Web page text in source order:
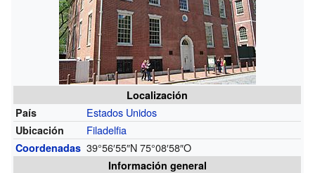
Localización
País
Estados Unidos
Ubicación Filadelfia
Coordenadas 39°56′55″N75°08′58″O
Información general